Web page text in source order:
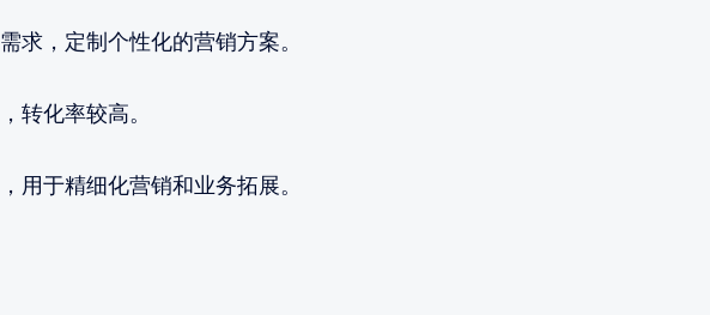
求，定制个性化的营销方案。
转化率较高。
用于精细化营销和业务拓展。